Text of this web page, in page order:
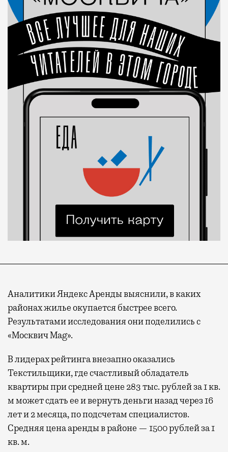
Аналитики Яндекс Аренды выяснили, в каких
районах жилье окупается быстрее всего.
Результатами исследования они поделились с
«Москвич Mag».
В лидерах рейтинга внезапно оказались
Текстильщики, где счастливый обладатель
квартиры при средней цене 283 тыс. рублей за 1 кв.
м может сдать ее и вернуть деньги назад через 16
лет и 2 месяца, по подсчетам специалистов.
Средняя цена аренды в районе — 1500 рублей за 1
кв. м.